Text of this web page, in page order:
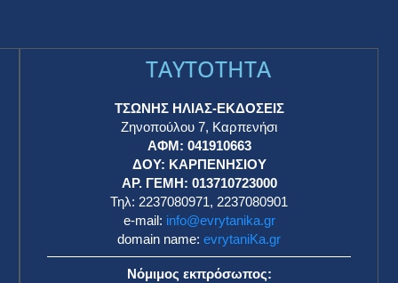
TAYTOTHTA
ΤΣΩΝΗΣ ΗΛΙΑΣ-ΕΚΔΟΣΕΙΣ
Ζηνοπούλου 7, Καρπενήσι
ΑΦΜ: 041910663
ΔΟΥ: ΚΑΡΠΕΝΗΣΙΟΥ
ΑΡ. ΓΕΜΗ: 013710723000
Τηλ: 2237080971, 2237080901
e-mail: info@evrytanika.gr
domain name: evrytaniKa.gr
Νόμιμος εκπρόσωπος: